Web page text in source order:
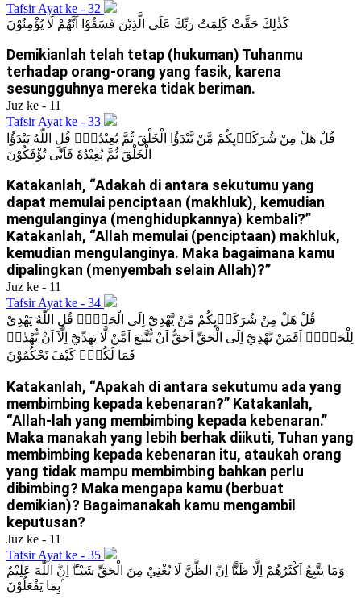
Tafsir Ayat ke - 32
كَذٰلِكَ حَقَّتْ كَلِمَتُ رَبِّكَ عَلَى الَّذِيْنَ فَسَقُوْٓا اَنَّهُمْ لَا يُؤْمِنُوْنَ
Demikianlah telah tetap (hukuman) Tuhanmu
terhadap orang-orang yang fasik, karena
sesungguhnya mereka tidak beriman.
Juz ke - 11
Tafsir Ayat ke - 33
قُلْ هَلْ مِنْ شُرَكَاۤىِٕكُمْ مَّنْ يَّبْدَؤُا الْخَلْقَ ثُمَّ يُعِيْدُهٗۗ قُلِ اللّٰهُ يَبْدَؤُا
الْخَلْقَ ثُمَّ يُعِيْدُهٗ فَاَنّٰى تُؤْفَكُوْنَ
Katakanlah, “Adakah di antara sekutumu yang
dapat memulai penciptaan (makhluk), kemudian
mengulanginya (menghidupkannya) kembali?”
Katakanlah, “Allah memulai (penciptaan) makhluk,
kemudian mengulanginya. Maka bagaimana kamu
dipalingkan (menyembah selain Allah)?”
Juz ke - 11
Tafsir Ayat ke - 34
قُلْ هَلْ مِنْ شُرَكَاۤىِٕكُمْ مَّنْ يَّهْدِيْٓ اِلَى الْحَقِّۗ قُلِ اللّٰهُ يَهْدِيْ
لِلْحَقِّۗ اَفَمَنْ يَّهْدِيْٓ اِلَى الْحَقِّ اَحَقُّ اَنْ يُّتَّبَعَ اَمَّنْ لَّا يَهِدِّيْٓ اِلَّآ اَنْ يُّهْدٰىۚ
فَمَا لَكُمْۗ كَيْفَ تَحْكُمُوْنَ
Katakanlah, “Apakah di antara sekutumu ada yang
membimbing kepada kebenaran?” Katakanlah,
“Allah-lah yang membimbing kepada kebenaran.”
Maka manakah yang lebih berhak diikuti, Tuhan yang
membimbing kepada kebenaran itu, ataukah orang
yang tidak mampu membimbing bahkan perlu
dibimbing? Maka mengapa kamu (berbuat
demikian)? Bagaimanakah kamu mengambil
keputusan?
Juz ke - 11
Tafsir Ayat ke - 35
وَمَا يَتَّبِعُ اَكْثَرُهُمْ اِلَّا ظَنًّاۗ اِنَّ الظَّنَّ لَا يُغْنِيْ مِنَ الْحَقِّ شَيْـًٔاۗ اِنَّ اللّٰهَ عَلِيْمٌ
ۢبِمَا يَفْعَلُوْنَ